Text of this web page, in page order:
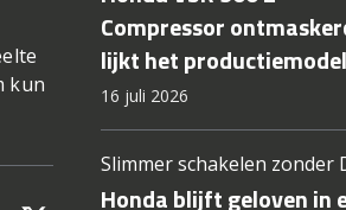
kun
Compressor
lijkt het productiemodel
16 juli 2026
Slimmer schakelen zonder
Honda blijft geloven in